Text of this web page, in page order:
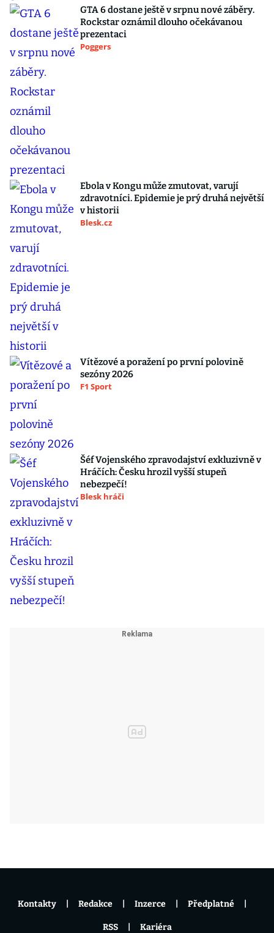
GTA 6 dostane ještě v srpnu nové záběry.
Rockstar oznámil dlouho očekávanou
prezentaci
Poggers
Ebola v Kongu může zmutovat, varují
zdravotníci. Epidemie je prý druhá největší
v historii
Blesk.cz
Vítězové a poražení po první polovině
sezóny 2026
F1 Sport
Šéf Vojenského zpravodajství exkluzivně v
Hráčích: Česku hrozil vyšší stupeň
nebezpečí!
Blesk hráči
Kontakty Redakce Inzerce Předplatné
RSS Kariéra